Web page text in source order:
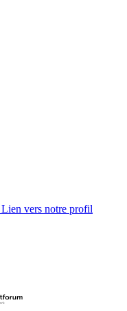
Lien vers notre profil